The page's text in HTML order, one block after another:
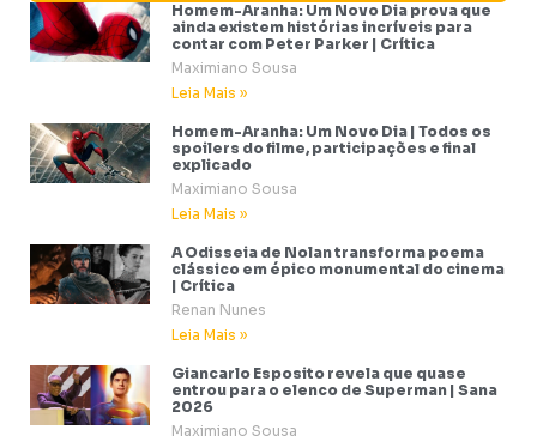
Homem-Aranha: Um Novo Dia prova que
ainda existem histórias incríveis para
contar com Peter Parker | Crítica
Maximiano Sousa
Leia Mais »
Homem-Aranha: Um Novo Dia | Todos os
spoilers do filme, participações e final
explicado
Maximiano Sousa
Leia Mais »
A Odisseia de Nolan transforma poema
clássico em épico monumental do cinema
| Crítica
Renan Nunes
Leia Mais »
Giancarlo Esposito revela que quase
entrou para o elenco de Superman | Sana
2026
Maximiano Sousa